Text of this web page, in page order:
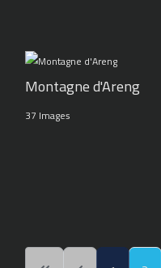
Montagne d'Areng
37 Images